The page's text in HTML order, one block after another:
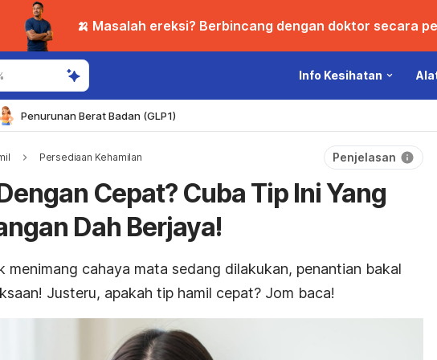
🍌 Masalah ereksi? Berbincang dengan doktor secara
Info Kesihatan
Penurunan Berat Badan (GLP1)
Persediaan Kehamilan Penjelasan
Cepat? Cuba Tip Ini Yang
Dah Berjaya!
menimang cahaya mata sedang dilakukan, penantian bakal
Justeru, apakah tip hamil cepat? Jom baca!